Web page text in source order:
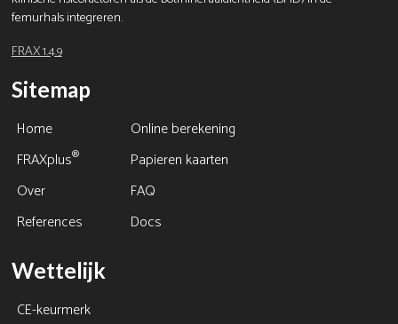
femurhals integreren.
FRAX 1.4.9
Sitemap
Home
Online berekening
FRAXplus®
Papieren kaarten
Over
FAQ
References
Docs
Wettelijk
CE-keurmerk